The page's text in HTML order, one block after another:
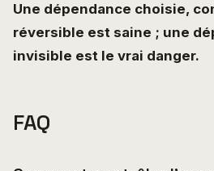
Une dépendance choisie,
réversible est saine ; une
invisible est le vrai danger.
FAQ